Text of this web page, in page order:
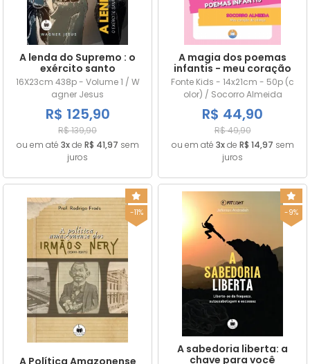
A lenda do Supremo : o
exército santo
16X23cm 438p - Volume 1 / W
agner Jesus
R$ 125,90
R$ 139,90
ou em até 3xde R$ 41,97 sem
juros
A magia dos poemas
infantis - meu coração
de criança
Fonte Kids - 14x21cm - 50p (c
olor) / Socorro Almeida
R$ 44,90
R$ 49,90
ou em até 3xde R$ 14,97 sem
juros
-11%
A Política Amazonense
-9%
A sabedoria liberta: a
chave para você